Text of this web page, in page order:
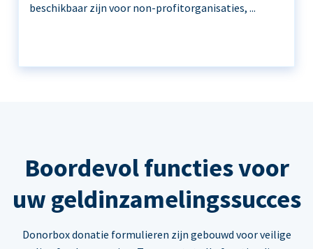
beschikbaar zijn voor non-profitorganisaties, ...
Boordevol functies voor
uw geldinzamelingssucces
Donorbox donatie formulieren zijn gebouwd voor veilige